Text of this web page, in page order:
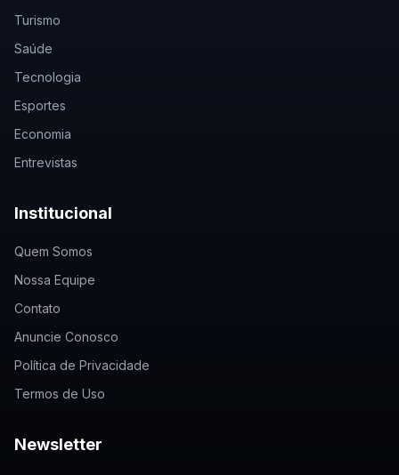
Turismo
Saúde
Tecnologia
Esportes
Economia
Entrevistas
Institucional
Quem Somos
Nossa Equipe
Contato
Anuncie Conosco
Política de Privacidade
Termos de Uso
Newsletter